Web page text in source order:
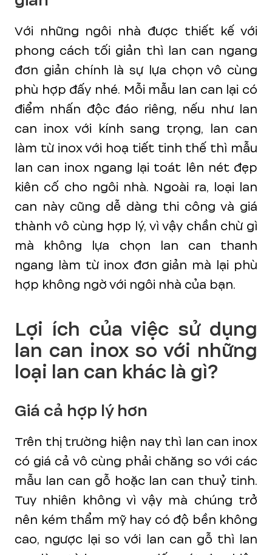
Với những ngôi nhà được thiết kế với
phong cách tối giản thì lan can ngang
đơn giản chính là sự lựa chọn vô cùng
phù hợp đấy nhé. Mỗi mẫu lan can lại có
điểm nhấn độc đáo riêng, nếu như lan
can inox với kính sang trọng, lan can
làm từ inox với hoạ tiết tinh thế thì mẫu
lan can inox ngang lại toát lên nét đẹp
kiên cố cho ngôi nhà. Ngoài ra, loại lan
can này cũng dễ dàng thi công và giá
thành vô cùng hợp lý, vì vậy chần chừ gì
mà không lựa chọn lan can thanh
ngang làm từ inox đơn giản mà lại phù
hợp không ngờ với ngôi nhà của bạn.
Lợi ích của việc sử dụng
lan can inox so với những
loại lan can khác là gì?
Giá cả hợp lý hơn
Trên thị trường hiện nay thì lan can inox
có giá cả vô cùng phải chăng so với các
mẫu lan can gỗ hoặc lan can thuỷ tinh.
Tuy nhiên không vì vậy mà chúng trở
nên kém thẩm mỹ hay có độ bền không
cao, ngược lại so với lan can gỗ thì lan